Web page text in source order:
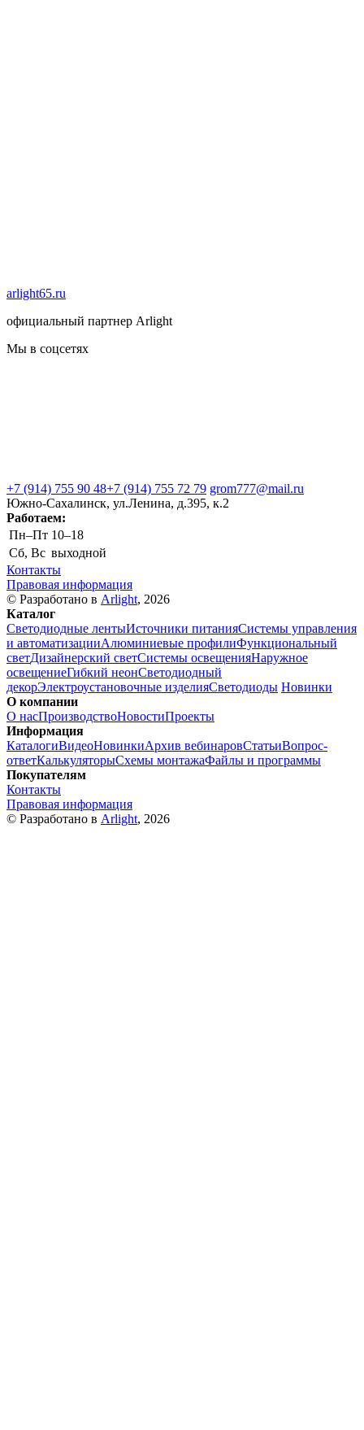
arlight65.ru
официальный партнер Arlight
Мы в соцсетях
+7 (914) 755 90 48+7 (914) 755 72 79 grom777@mail.ru
Южно-Сахалинск, ул.Ленина, д.395, к.2
Работаем:
Пн–Пт 10–18
Сб, Вс выходной
Контакты
Правовая информация
© Разработано в Arlight, 2026
Каталог
Светодиодные лентыИсточники питанияСистемы управления
и автоматизацииАлюминиевые профилиФункциональный
светДизайнерский светСистемы освещенияНаружное
освещениеГибкий неонСветодиодный
декорЭлектроустановочные изделияСветодиоды Новинки
О компании
О насПроизводствоНовостиПроекты
Информация
КаталогиВидеоНовинкиАрхив вебинаровСтатьиВопрос-
ответКалькуляторыСхемы монтажаФайлы и программы
Покупателям
Контакты
Правовая информация
© Разработано в Arlight, 2026